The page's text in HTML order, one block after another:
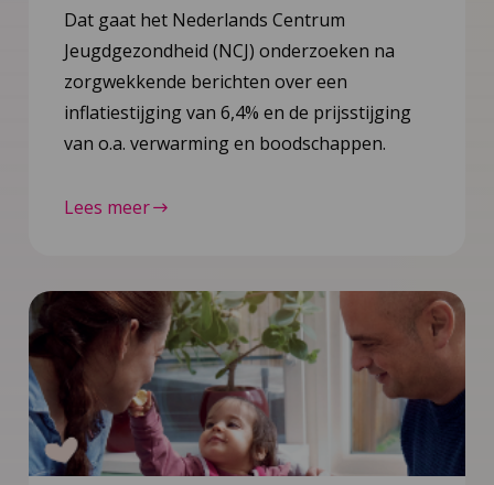
Dat gaat het Nederlands Centrum
Jeugdgezondheid (NCJ) onderzoeken na
zorgwekkende berichten over een
inflatiestijging van 6,4% en de prijsstijging
van o.a. verwarming en boodschappen.
Lees meer